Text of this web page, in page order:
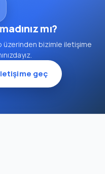
mı?
üzerinden bizimle iletişime
geç